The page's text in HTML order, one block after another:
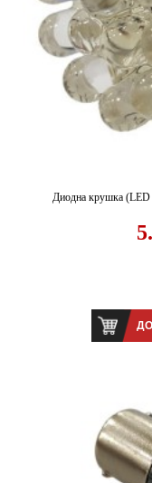
Диодна крушка (LED